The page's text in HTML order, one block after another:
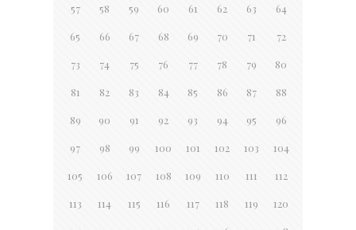
57 58 59 60 61 62 63 64
65 66 67 68 69 70 71 72
73 74 75 76 77 78 79 80
81 82 83 84 85 86 87 88
89 90 91 92 93 94 95 96
97 98 99 100 101 102 103 104
105 106 107 108 109 110 111 112
113 114 115 116 117 118 119 120